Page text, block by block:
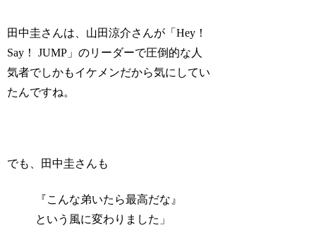
田中圭さんは、山田涼介さんが「Hey！
Say！ JUMP」のリーダーで圧倒的な人
気者でしかもイケメンだから気にしてい
たんですね。
でも、田中圭さんも
『こんな弟いたら最高だな』
という風に変わりました」